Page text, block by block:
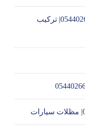
تركيب جبس بورد في الشارقة |0544026642| تركيب